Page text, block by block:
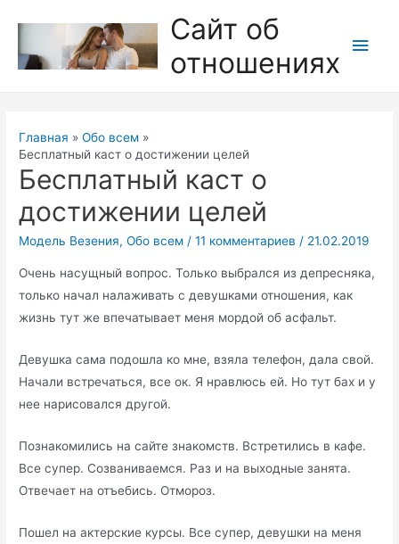
содержимому
Сайт об
отношениях
Главная
Обо всем
Бесплатный каст о достижении целей
Бесплатный каст о
достижении целей
Модель Везения,Обо всем /11 комментариев / 21.02.2019
Очень насущный вопрос. Только выбрался из депресняка,
только начал налаживать с девушками отношения, как
жизнь тут же впечатывает меня мордой об асфальт.
Девушка сама подошла ко мне, взяла телефон, дала свой.
Начали встречаться, все ок. Я нравлюсь ей. Но тут бах и у
нее нарисовался другой.
Познакомились на сайте знакомств. Встретились в кафе.
Все супер. Созваниваемся. Раз и на выходные занята.
Отвечает на отъебись. Отмороз.
Пошел на актерские курсы. Все супер, девушки на меня